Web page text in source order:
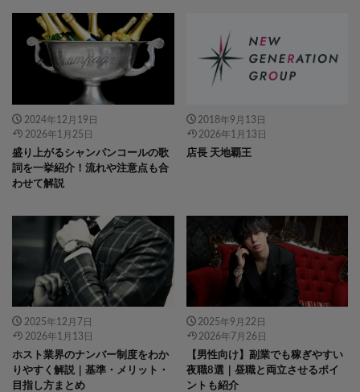
" data-layzr="" class="attachment-
icatch375 size-icatch375 wp-post-
image" alt="" />
2024年12月19日
2026年1月25日
盛り上がるシャンパンコールの歌
詞を一挙紹介！流れや注意点も合
わせて解説
image" alt="" />
2018年9月13日
2026年1月13日
店長 天地覇王
" data-layzr="" class="attachment-
icatch375 size-icatch375 wp-post-
image" alt="" />
2025年12月7日
2026年1月13日
ホスト業界のナンバー制度をわか
りやすく解説｜基準・メリット・
目指し方まとめ
" class="attachment-
icatch375 size-icatch375 wp-post-
image" alt="" />
2025年9月22日
2026年7月26日
【男性向け】副業でも稼ぎやすい
夜職8選｜昼職と両立させるポイ
ントも紹介